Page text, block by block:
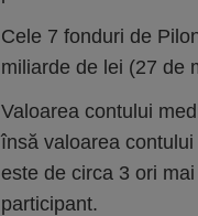
Cele 7 fonduri de
miliarde de lei (27 de
Valoarea contului
însă valoarea
este de circa 3 ori
participant.